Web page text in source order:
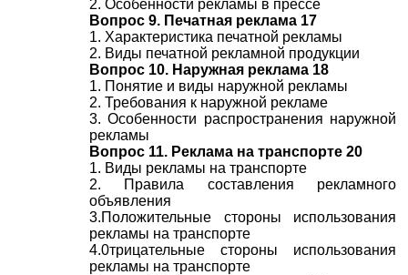
2. Особенности рекламы в прессе
Вопрос 9. Печатная реклама 17
1. Характеристика печатной рекламы
2. Виды печатной рекламной продукции
Вопрос 10. Наружная реклама 18
1. Понятие и виды наружной рекламы
2. Требования к наружной рекламе
3. Особенности распространения наружной
рекламы
Вопрос 11. Реклама на транспорте 20
1. Виды рекламы на транспорте
2. Правила составления рекламного
объявления
3.Положительные стороны использования
рекламы на транспорте
4.0трицательные стороны использования
рекламы на транспорте